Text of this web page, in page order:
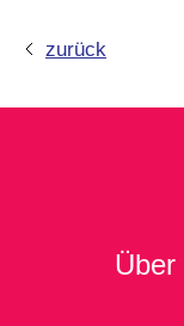
zurück
Über